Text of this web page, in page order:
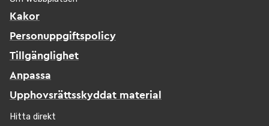
Kakor
Personuppgiftspolicy
Tillgänglighet
Anpassa
Upphovsrättsskyddat material
Hitta direkt